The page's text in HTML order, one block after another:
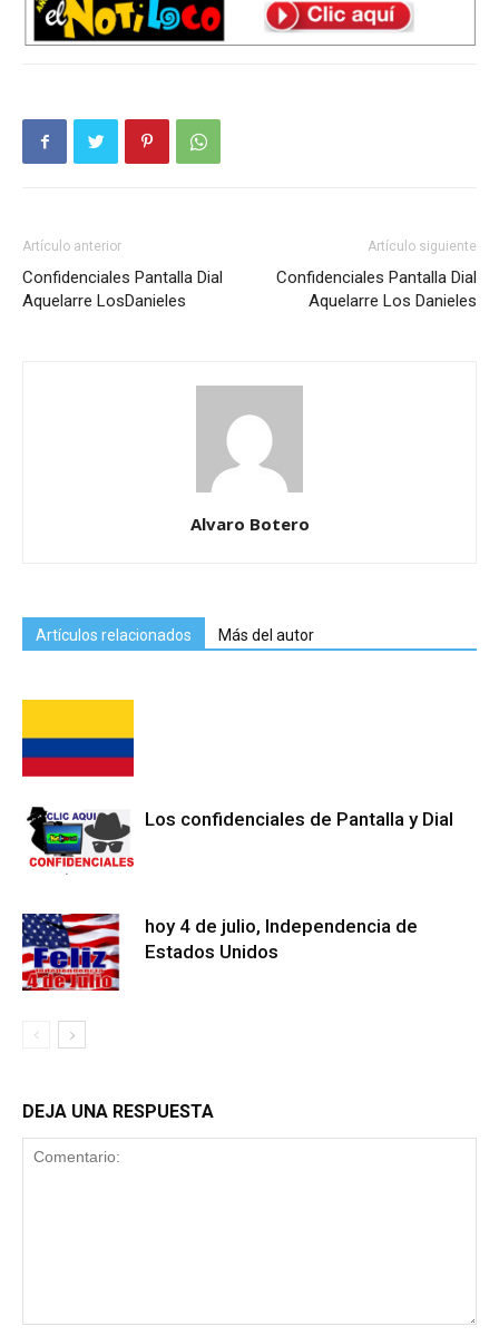
Artículo anterior
Confidenciales Pantalla Dial
Aquelarre LosDanieles
Artículo siguiente
Confidenciales Pantalla Dial
Aquelarre Los Danieles
Alvaro Botero
Artículos relacionados Más del autor
Los confidenciales de Pantalla y Dial
hoy 4 de julio, Independencia de
Estados Unidos
DEJA UNA RESPUESTA